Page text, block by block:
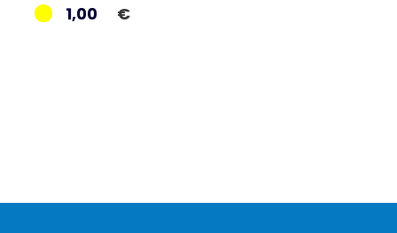
1,00 €